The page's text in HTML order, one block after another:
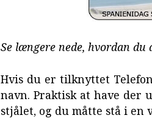
Se længere nede, hvordan
Hvis du er tilknyttet
navn. Praktisk at have der
stjålet, og du måtte stå i en